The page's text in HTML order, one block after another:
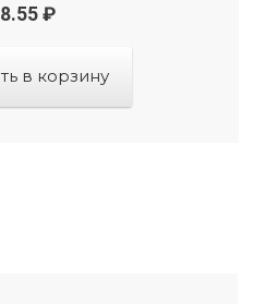
₽
в корзину